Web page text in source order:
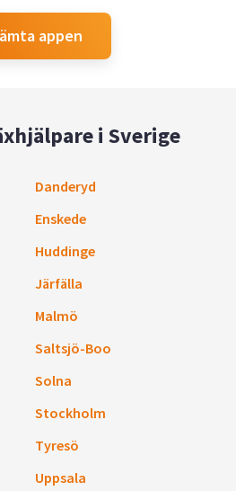
appen
i Sverige
Danderyd
Enskede
Huddinge
Järfälla
Malmö
Saltsjö-Boo
Solna
Stockholm
Tyresö
Uppsala